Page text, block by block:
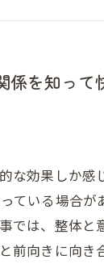
係を知って
な効果しか
ている場合
では、整体
前向きに向き